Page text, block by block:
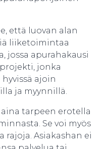
että luovan alan
liiketoimintaa
jossa apurahakausi
jonka
ajoin
ja myynnillä.
tarpeen erotella
Se voi myös
Asiakashan ei